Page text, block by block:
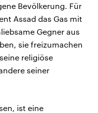
Bevölkerung. Für
Assad das Gas mit
Gegner aus
sie freizumachen
religiöse
seiner
ist eine